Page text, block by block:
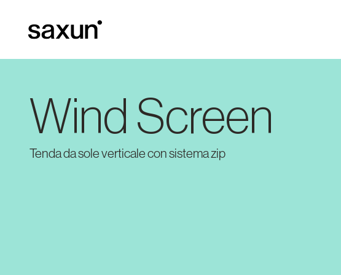
Wind Screen
Tenda da sole verticale con sistema zip